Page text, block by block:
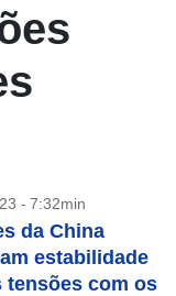
- 7:32min
da China
estabilidade
tensões com os